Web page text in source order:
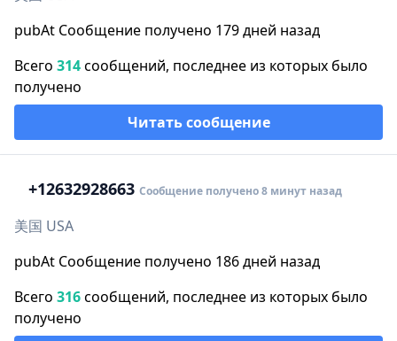
pubAt Сообщение получено 179 дней назад
Всего 314сообщений, последнее из которых было
получено
Читать сообщение
+12632928663 Сообщение получено 8 минут назад
美国 USA
pubAt Сообщение получено 186 дней назад
Всего 316сообщений, последнее из которых было
получено